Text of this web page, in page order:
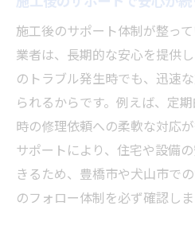
施工後のサポート体制が整っ
業者は、長期的な安心を提供
のトラブル発生時でも、迅速
られるからです。例えば、定
時の修理依頼への柔軟な対応
サポートにより、住宅や設備
きるため、豊橋市や犬山市で
のフォロー体制を必ず確認しま